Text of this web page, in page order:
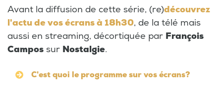
Avant la diffusion de cette série, (re)découvrez
l'actu de vos écrans à 18h30, de la télé mais
aussi en streaming, décortiquée par François
Campos sur Nostalgie.
C'est quoi le programme sur vos écrans?